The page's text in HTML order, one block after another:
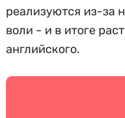
реализуются из-за
воли - и в итоге
английского.